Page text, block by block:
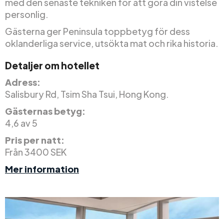
personlig.
Gästerna ger Peninsula toppbetyg för dess
oklanderliga service, utsökta mat och rika historia.
Detaljer om hotellet
Adress:
Salisbury Rd, Tsim Sha Tsui, Hong Kong.
Gästernas betyg:
4,6 av 5
Pris per natt:
Från 3400 SEK
Mer information